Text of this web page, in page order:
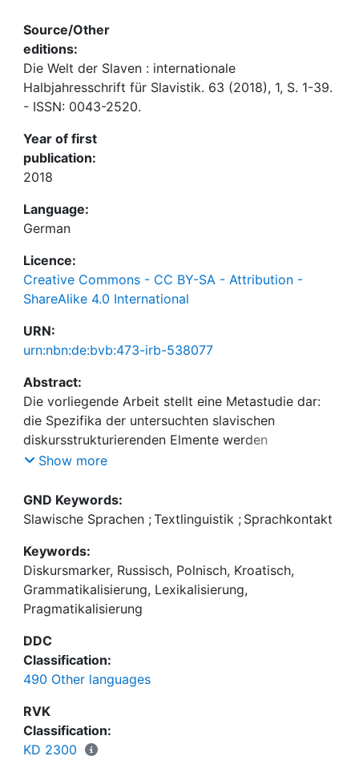
Source/Other
editions:
Die Welt der Slaven : internationale
Halbjahresschrift für Slavistik. 63 (2018), 1, S. 1-39.
- ISSN: 0043-2520.
Year of first
publication:
2018
Language:
German
Licence:
Creative Commons - CC BY-SA - Attribution -
ShareAlike 4.0 International
URN:
urn:nbn:de:bvb:473-irb-538077
Abstract:
Die vorliegende Arbeit stellt eine Metastudie dar:
die Spezifika der untersuchten slavischen
diskursstrukturierenden Elmente werden
typologisch eingeordnet und hinsichtlich der Art
der Entwicklung der DSEs beleuchtet.
Abschließend wird der Frage nachgegangen,
Elemente als Grammatikalisierungs-,
Lexikalisierungs- oder Pragmatikalisierungsprozess
charakterisiert werden kann.
Show more
GND Keywords:
Slawische Sprachen ;Textlinguistik ; Sprachkontakt
Keywords:
Diskursmarker, Russisch, Polnisch, Kroatisch,
Grammatikalisierung, Lexikalisierung,
Pragmatikalisierung
DDC
Classification:
490 Other languages
RVK
Classification:
KD 2300